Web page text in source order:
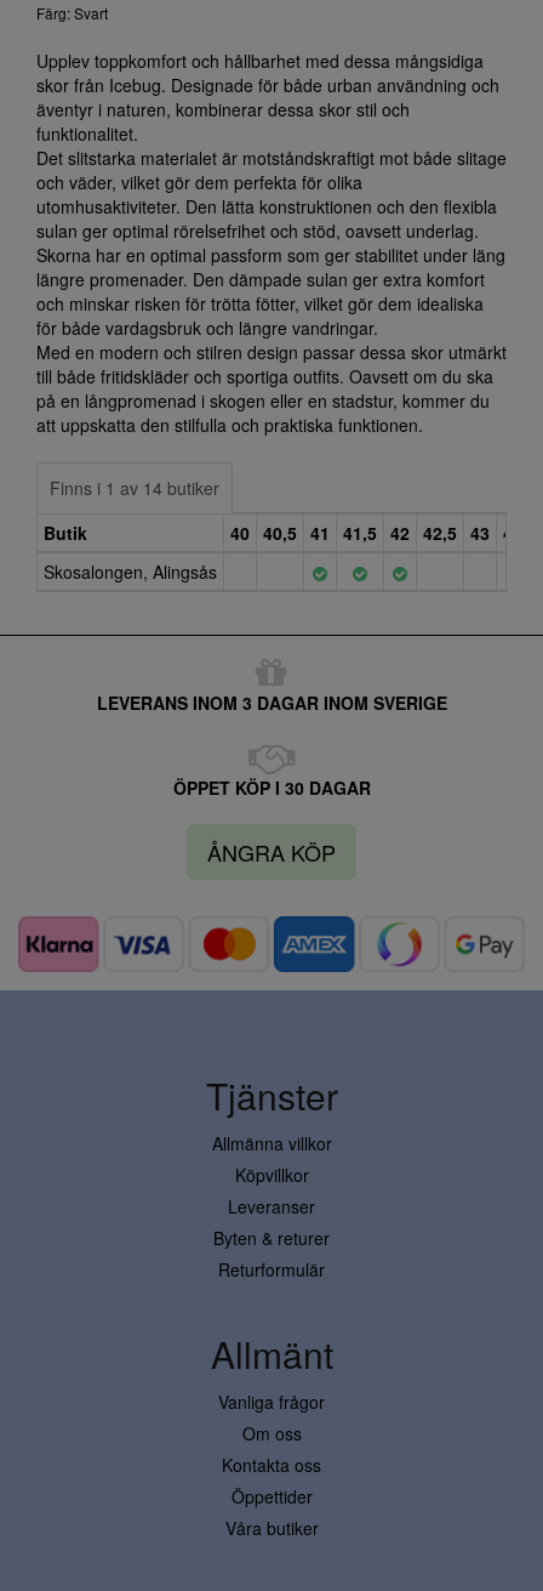
Färg: Svart
Upplev toppkomfort och hållbarhet med dessa mångsidiga
skor från Icebug. Designade för både urban användning och
äventyr i naturen, kombinerar dessa skor stil och
funktionalitet.
Det slitstarka materialet är motståndskraftigt mot både slitage
och väder, vilket gör dem perfekta för olika
utomhusaktiviteter. Den lätta konstruktionen och den flexibla
sulan ger optimal rörelsefrihet och stöd, oavsett underlag.
Skorna har en optimal passform som ger stabilitet under läng
längre promenader. Den dämpade sulan ger extra komfort
och minskar risken för trötta fötter, vilket gör dem idealiska
för både vardagsbruk och längre vandringar.
Med en modern och stilren design passar dessa skor utmärkt
till både fritidskläder och sportiga outfits. Oavsett om du ska
på en långpromenad i skogen eller en stadstur, kommer du
att uppskatta den stilfulla och praktiska funktionen.
Finns i 1 av 14 butiker
Butik
40 40,5 41 41,5 42 42,5 43 44
Skosalongen, Alingsås
LEVERANS INOM 3 DAGAR INOM SVERIGE
ÖPPET KÖP I 30 DAGAR
ÅNGRA KÖP
Tjänster
Allmänna villkor
Köpvillkor
Leveranser
Byten & returer
Returformulär
Allmänt
Vanliga frågor
Om oss
Kontakta oss
Öppettider
Våra butiker